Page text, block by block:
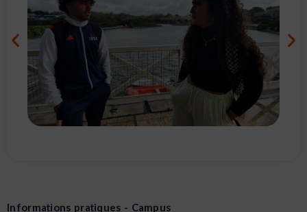
Informations pratiques - Campus